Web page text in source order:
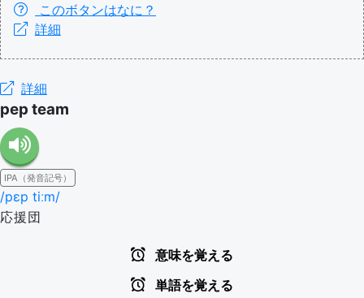
このボタンはなに？
詳細
詳細
pep team
IPA（発音記号）
/pɛp tiːm/
応援団
意味を覚える
単語を覚える